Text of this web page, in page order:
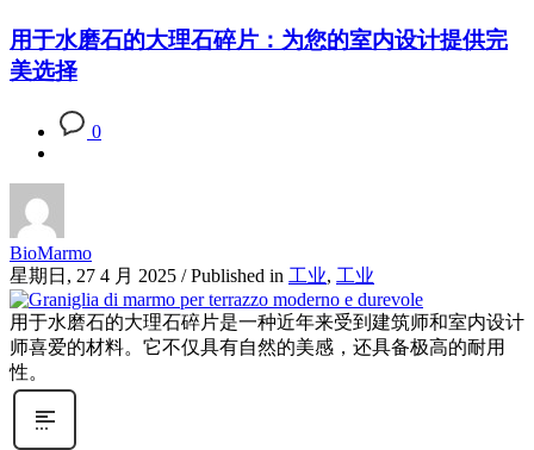
用于水磨石的大理石碎片：为您的室内设计提供完
美选择
0
BioMarmo
星期日, 27 4 月 2025 / Published in 工业, 工业
用于水磨石的大理石碎片是一种近年来受到建筑师和室内设计
师喜爱的材料。它不仅具有自然的美感，还具备极高的耐用
性。